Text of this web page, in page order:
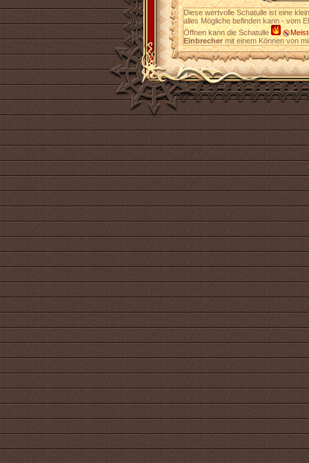
Diese wertvolle Schatulle ist eine
alles Mögliche befinden kann - vom
Öffnen kann die Schatulle
Einbrechermit einem Können von